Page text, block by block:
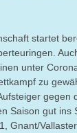
startet
unter
zu
gegen
Saison gut ins
Gnant/